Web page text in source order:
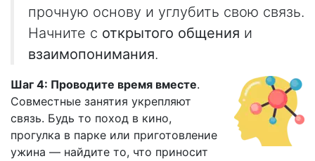
прочную основу и углубить свою связь.
Начните с открытого общения и
взаимопонимания.
Шаг 4: Проводите время вместе.
Совместные занятия укрепляют
связь. Будь то поход в кино,
прогулка в парке или приготовление
ужина — найдите то, что приносит